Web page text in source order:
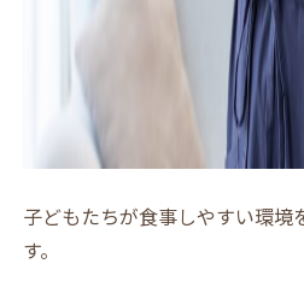
子どもたちが食事しやすい環境
す。